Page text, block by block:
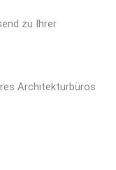
zu Ihrer
Architekturbüros